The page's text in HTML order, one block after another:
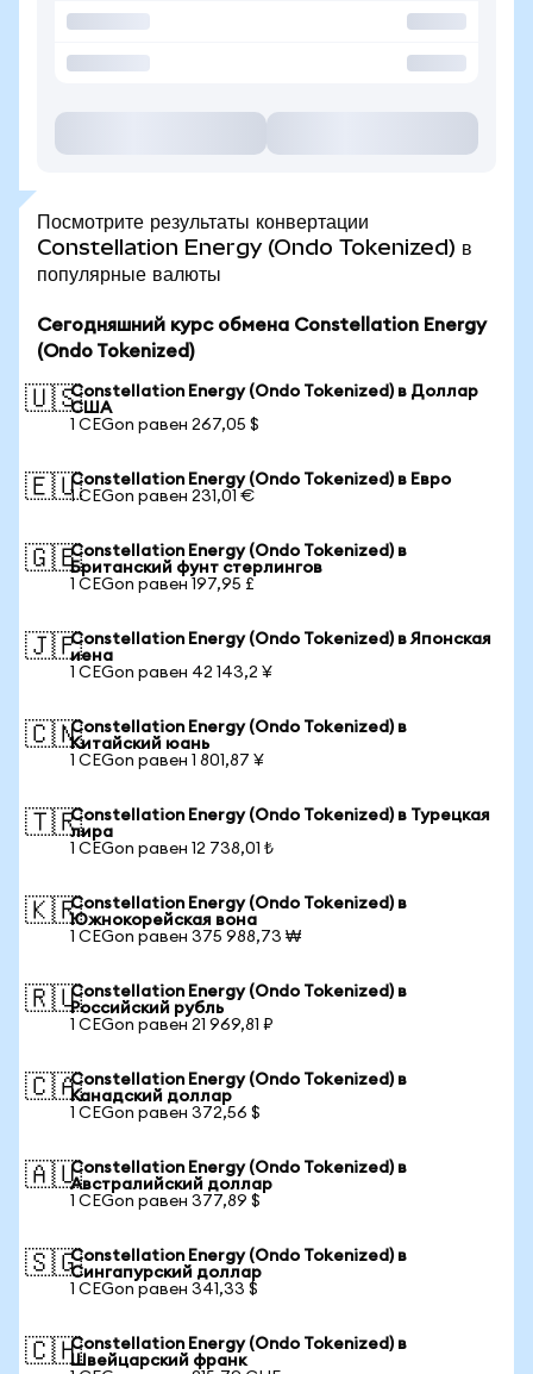
Посмотрите результаты конвертации
Constellation Energy (Ondo Tokenized) в
популярные валюты
Сегодняшний курс обмена Constellation Energy
(Ondo Tokenized)
🇺🇸Constellation Energy (Ondo Tokenized) в Доллар
США
1 CEGon равен 267,05 $
🇪🇺Constellation Energy (Ondo Tokenized) в Евро
1 CEGon равен 231,01 €
🇬🇧Constellation Energy (Ondo Tokenized) в
Британский фунт стерлингов
1 CEGon равен 197,95 £
🇯🇵Constellation Energy (Ondo Tokenized) в Японская
иена
1 CEGon равен 42 143,2 ¥
🇨🇳Constellation Energy (Ondo Tokenized) в
Китайский юань
1 CEGon равен 1 801,87 ¥
🇹🇷Constellation Energy (Ondo Tokenized) в Турецкая
лира
1 CEGon равен 12 738,01 ₺
🇰🇷Constellation Energy (Ondo Tokenized) в
Южнокорейская вона
1 CEGon равен 375 988,73 ₩
🇷🇺Constellation Energy (Ondo Tokenized) в
Российский рубль
1 CEGon равен 21 969,81 ₽
🇨🇦Constellation Energy (Ondo Tokenized) в
Канадский доллар
1 CEGon равен 372,56 $
🇦🇺Constellation Energy (Ondo Tokenized) в
Австралийский доллар
1 CEGon равен 377,89 $
🇸🇬Constellation Energy (Ondo Tokenized) в
Сингапурский доллар
1 CEGon равен 341,33 $
🇨🇭Constellation Energy (Ondo Tokenized) в
Швейцарский франк